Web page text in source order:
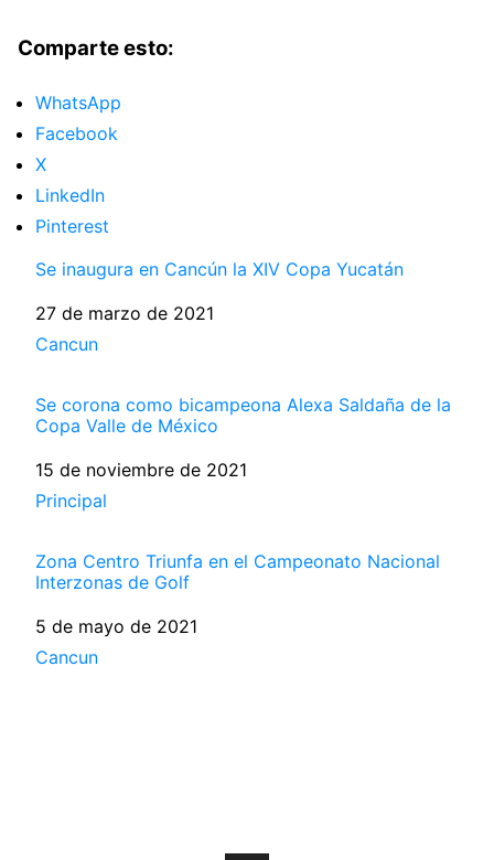
Comparte esto:
WhatsApp
Facebook
X
LinkedIn
Pinterest
Se inaugura en Cancún la XIV Copa Yucatán
Fecha
27 de marzo de 2021
Respecto a
Cancun
Se corona como bicampeona Alexa Saldaña de la
Copa Valle de México
Fecha
15 de noviembre de 2021
Respecto a
Principal
Zona Centro Triunfa en el Campeonato Nacional
Interzonas de Golf
Fecha
5 de mayo de 2021
Respecto a
Cancun